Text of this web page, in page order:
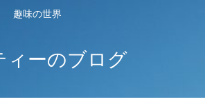
趣味の世界
ィーのブログ